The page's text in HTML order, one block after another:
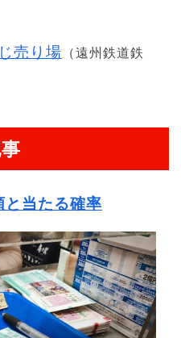
売り場 （遠州鉄道鉄
と当たる確率